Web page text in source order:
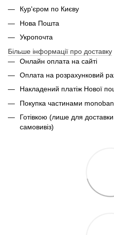
Кур'єром по Києву
Нова Пошта
Укропочта
Більше інформації про доставку
Онлайн оплата на сайті
Оплата на розрахунковий
Накладений платіж Нової
Покупка частинами
Готівкою (лише для
самовивіз)